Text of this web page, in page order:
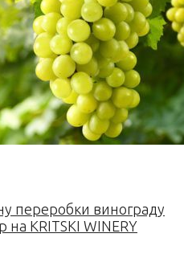
переробки винограду
на KRITSKI WINERY